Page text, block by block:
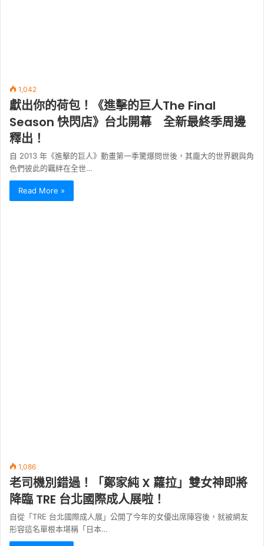
1,042
獻出你的荷包！《進擊的巨人The Final
Season 快閃店》台北開幕 全新最終季周邊
釋出！
自 2013 年《進擊的巨人》動畫第一季驚爆問世後，其龐大的世界觀與角
色們彼此的羈絆在全世…
Read More »
1,086
老司機別錯過！「鄭家純 X 蘿拉」雙女神即將
降臨 TRE 台北國際成人展啦！
自從「TRE 台北國際成人展」公開了今年的女優出席陣容後，就被網友
形容這名單根本堪稱「日本…